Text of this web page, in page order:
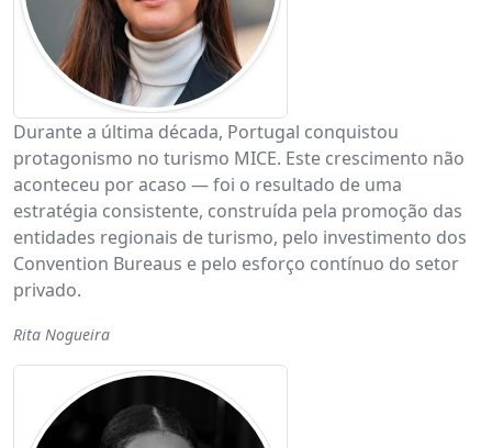
Durante a última década, Portugal conquistou
protagonismo no turismo MICE. Este crescimento não
aconteceu por acaso — foi o resultado de uma
estratégia consistente, construída pela promoção das
entidades regionais de turismo, pelo investimento dos
Convention Bureaus e pelo esforço contínuo do setor
privado.
Rita Nogueira